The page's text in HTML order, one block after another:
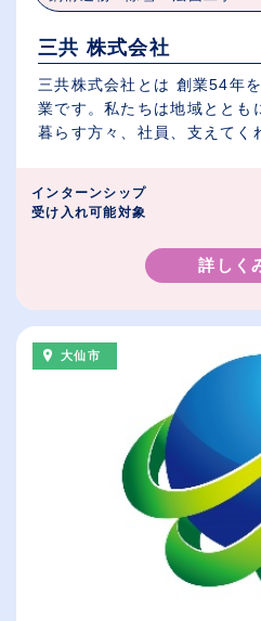
三共 株式会社
三共株式会社とは 創業54年
業です。私たちは地域ととも
暮らす方々、社員、支えてく
インターンシップ
受け入れ可能対象
詳しく
大仙市